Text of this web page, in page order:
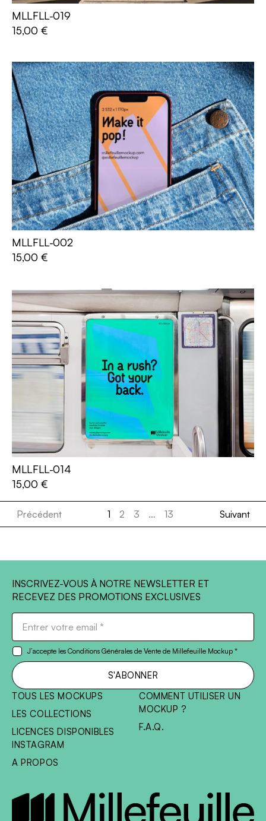
AJOUTER AU PANIER
MLLFLL-019
15,00 €
AJOUTER AU PANIER
MLLFLL-002
15,00 €
AJOUTER AU PANIER
MLLFLL-014
15,00 €
Précédent 1 2 3 … 13 Suivant
INSCRIVEZ-VOUS À NOTRE NEWSLETTER ET
RECEVEZ DES PROMOTIONS EXCLUSIVES
Entrer votre email *
J’accepte les Conditions Générales de Vente de Millefeuille Mockup *
S'ABONNER
TOUS LES MOCKUPS
LES COLLECTIONS
LICENCES DISPONIBLES
COMMENT UTILISER UN
MOCKUP ?
F.A.Q.
INSTAGRAM
A PROPOS